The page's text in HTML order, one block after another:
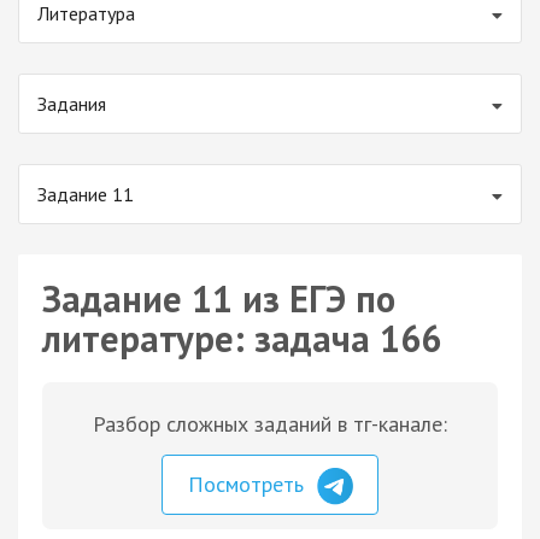
Литература
Задания
Задание 11
Задание 11 из ЕГЭ по
литературе: задача 166
Разбор сложных заданий в тг-канале:
Посмотреть